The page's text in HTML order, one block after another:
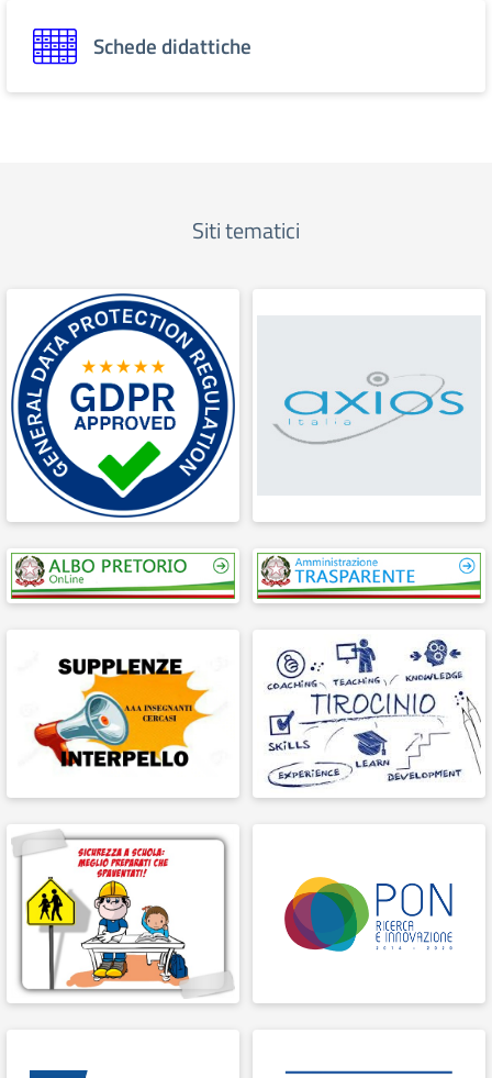
Schede didattiche
Siti tematici